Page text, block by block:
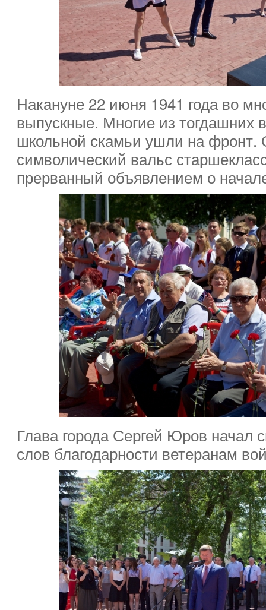
Накануне 22 июня 1941 года во
выпускные. Многие из тогдашних
школьной скамьи ушли на фронт.
символический вальс
прерванный объявлением о
Глава города Сергей Юров начал
слов благодарности ветеранам